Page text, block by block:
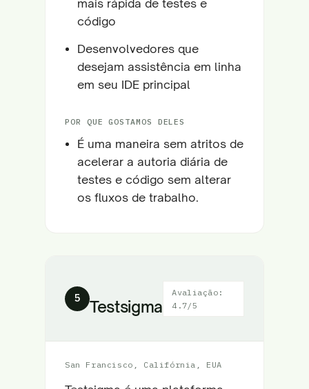
mais rápida de testes e
código
Desenvolvedores que
desejam assistência em linha
em seu IDE principal
POR QUE GOSTAMOS DELES
É uma maneira sem atritos de
acelerar a autoria diária de
testes e código sem alterar
os fluxos de trabalho.
5 Testsigma
Avaliação:
4.7/5
San Francisco, Califórnia, EUA